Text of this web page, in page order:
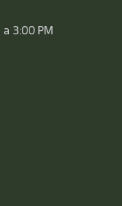
3:00 PM